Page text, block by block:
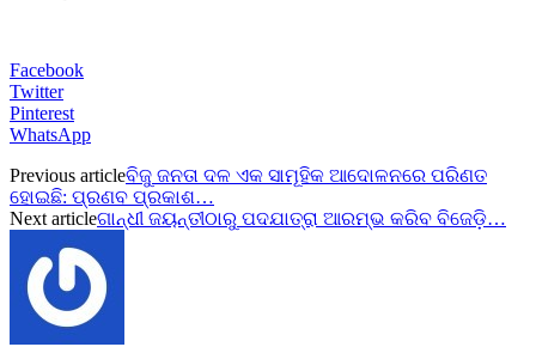
Facebook
Twitter
Pinterest
WhatsApp
Previous articleବିଜୁ ଜନତା ଦଳ ଏକ ସାମୂହିକ ଆଦୋଳନରେ ପରିଣତ
ହୋଇଛି: ପ୍ରଣବ ପ୍ରକାଶ…
Next articleଗାନ୍ଧୀ ଜୟନ୍ତୀଠାରୁ ପଦଯାତ୍ରା ଆରମ୍ଭ କରିବ ବିଜେଡ଼ି…